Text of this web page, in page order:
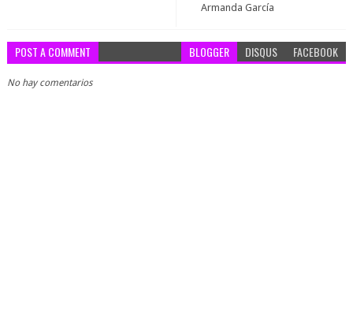
Armanda García
POST A COMMENT BLOGGER DISQUS FACEBOOK
No hay comentarios